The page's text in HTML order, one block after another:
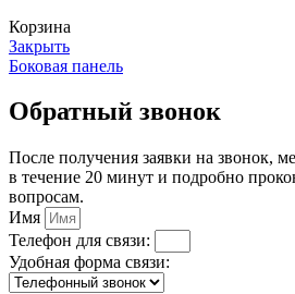
Корзина
Закрыть
Боковая панель
Обратный звонок
После получения заявки на звонок,
в течение 20 минут и подробно
вопросам.
Имя
Телефон для связи:
Удобная форма связи: